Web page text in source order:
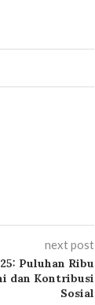
next post
Puluhan Ribu
dan Kontribusi
Sosial